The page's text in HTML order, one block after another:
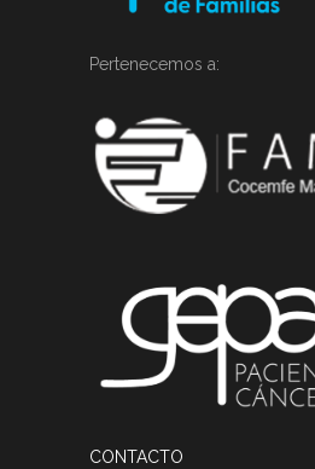
Pertenecemos a:
CONTACTO